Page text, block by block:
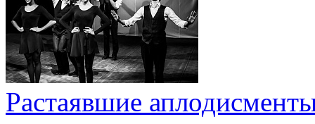
Растаявшие